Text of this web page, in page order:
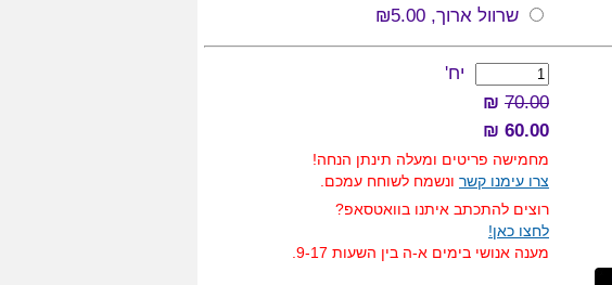
שרוול ארוך, ₪5.00
יח'
70.00
₪
60.00 ₪
מחמישה פריטים ומעלה תינתן הנחה!
צרו עימנו קשר ונשמח לשוחח עמכם.
רוצים להתכתב איתנו בוואטסאפ?
לחצו כאן!
מענה אנושי בימים א-ה בין השעות 9-17.